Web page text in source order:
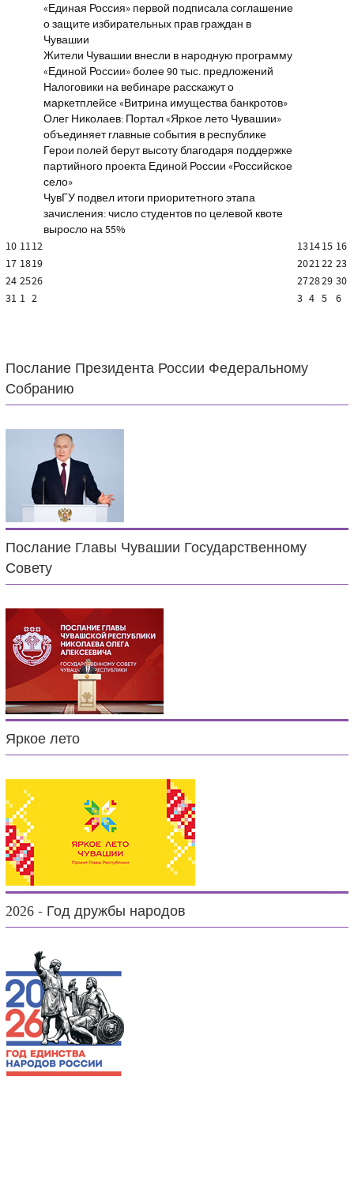
«Единая Россия» первой подписала соглашение
о защите избирательных прав граждан в
Чувашии
Жители Чувашии внесли в народную программу
«Единой России» более 90 тыс. предложений
Налоговики на вебинаре расскажут о
маркетплейсе «Витрина имущества банкротов»
Олег Николаев: Портал «Яркое лето Чувашии»
объединяет главные события в республике
Герои полей берут высоту благодаря поддержке
партийного проекта Единой России «Российское
село»
ЧувГУ подвел итоги приоритетного этапа
зачисления: число студентов по целевой квоте
выросло на 55%
10 1112 131415 16
17 1819 202122 23
24 2526 272829 30
31 1 2 3 4 5 6
Послание Президента России Федеральному
Собранию
Послание Главы Чувашии Государственному
Совету
Яркое лето
2026 - Год дружбы народов